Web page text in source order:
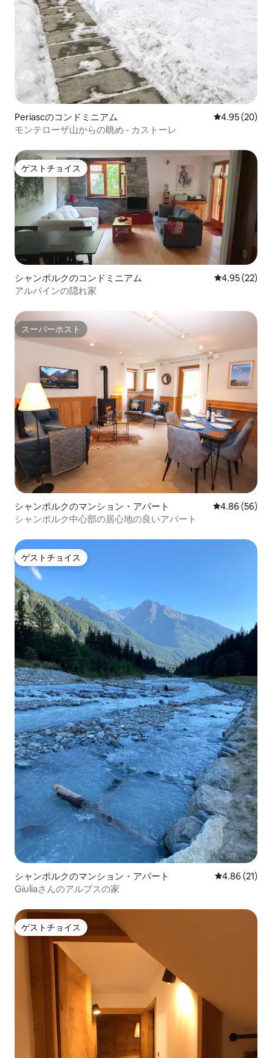
Periascのコンドミニアム レビュー20
4.95 (20)
モンテローザ山からの眺め - カストーレ
ゲストチョイス
ゲストチョイス
シャンポルクのコンドミニアム レビュー22
4.95 (22)
アルパインの隠れ家
スーパーホスト
スーパーホスト
シャンポルクのマンション・アパート レビュー56
4.86 (56)
シャンポルク中心部の居心地の良いアパート
ゲストチョイス
ゲストチョイス
シャンポルクのマンション・アパート レビュー21
4.86 (21)
Giuliaさんのアルプスの家
ゲストチョイス
ゲストチョイス